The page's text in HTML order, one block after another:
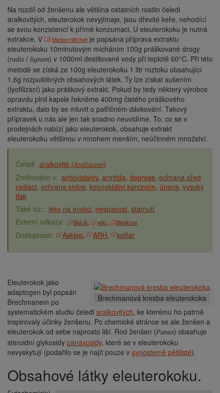
Na rozdíl od ženšenu ale většina ostatních rostlin čeledi
aralkovitých, eleuterokok nevyjímaje, jsou dřevité keře, nehodící
se svou konzistencí k přímé konzumaci. U eleuterokoku je nutná
extrakce. V
Medon1981het je popsána příprava extraktu
eleuterokoku 10minutovým mícháním 100g práškované drogy
(radix / lignum) v 1000ml destilované vody při teplotě 60°C. Při této
metodě se získá ze 100g eleuterokoku 1 litr roztoku obsahující
1,6g rozpuštěných obsahových látek. Ty lze získat sušením
(lyofilizací) jako práškový extrakt. Pokud by tedy některý výrobce
opravdu plnil kapsle řekněme 400mg čistého práškového
extraktu, dalo by se mluvit o patřičném dávkování. Takový
přípravek u nás ale jen tak snadno neuvidíme. To, co se v
prodejnách nabízí jako eleuterokok, obsahuje extrakt
eleuterokoku většinou v mnohem menším, neúčinném množství.
aralkovité (Araliaceae)
antioxidanty artritida deprese ochrana před
radiací ochrana srdce kolorektální karcinom únava vysoký
tlak
léky na erekci nespavost stárnutí
BioLib wiki Medicina
Asklep ARH kotfar
Brechmanová kresba eleuterokoka
Eleuterokok jako
adaptogen byl popsán
Brechmanem po
systematickém studiu čeledi aralkovitých, ke kterému ho patrně
inspirovaly účinky ženšenu. Po chemické stránce se ale ženšen a
eleuterokok od sebe naprosto liší. Rod ženšen (Panax) obsahuje
steroidní glykosidy panaxosidy, které se v eleuterokoku
nevyskytují (podařilo se je najít pouze v gynostemě pětilisté).
Obsahové látky eleuterokoku.